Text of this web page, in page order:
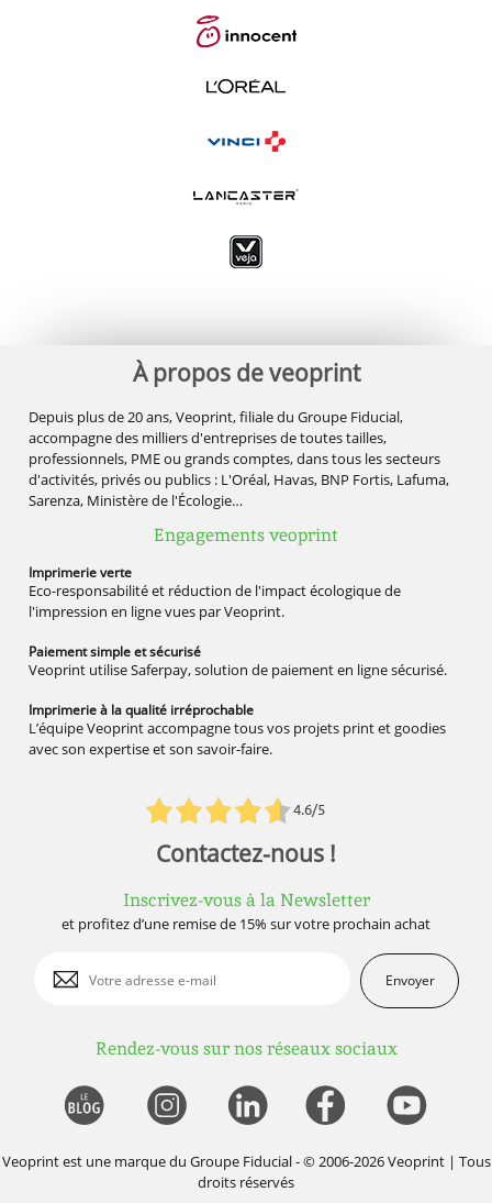
À propos de veoprint
Depuis plus de 20 ans, Veoprint, filiale du Groupe Fiducial,
accompagne des milliers d'entreprises de toutes tailles,
professionnels, PME ou grands comptes, dans tous les secteurs
d'activités, privés ou publics : L'Oréal, Havas, BNP Fortis, Lafuma,
Sarenza, Ministère de l'Écologie…
Engagements veoprint
4.6/5
Imprimerieverte
Eco-responsabilité et réduction de l'impact écologique de
l'impression en ligne vues par Veoprint.
Paiement simpleet sécurisé
Veoprint utilise Saferpay, solution de paiement en ligne sécurisé.
Imprimerie à la qualité irréprochable
L’équipe Veoprint accompagne tous vos projets print et goodies
avec son expertise et son savoir-faire.
Contactez-nous !
Inscrivez-vous à la Newsletter
et profitez d’une remise de 15% sur votre prochain achat
Envoyer
Rendez-vous sur nos réseaux sociaux
Veoprint est une marque du Groupe Fiducial- © 2006-2026 Veoprint | Tous
droits réservés